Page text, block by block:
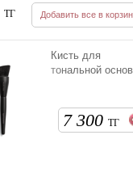
ТГ Добавить все в
Кисть для
тональной
7 300 ТГ